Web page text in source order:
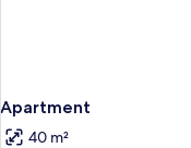
Apartment
40 m²